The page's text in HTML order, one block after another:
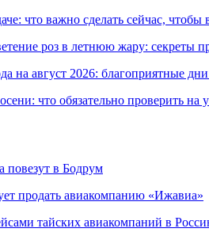
что важно сделать сейчас,
роз в летнюю жару: секреты
на август 2026: благоприятные
что обязательно проверить на
повезут в Бодрум
продать авиакомпанию «Ижавиа»
тайских авиакомпаний в